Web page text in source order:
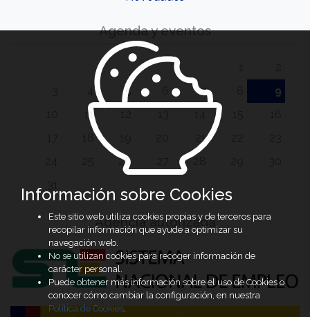
Agenda y eventos
5 7
9
11
21
26 28
Agencia autorizada
Información sobre Cookies
Este sitio web utiliza cookies propias y de terceros para
recopilar información que ayude a optimizar su
navegación web.
No se utilizan cookies para recoger información de
carácter personal.
Puede obtener más información sobre el uso de Cookies o
conocer cómo cambiar la configuración, en nuestra
Política de Cookies.